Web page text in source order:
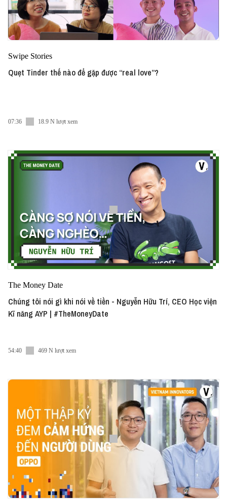
Swipe Stories
Quẹt Tinder thế nào để gặp được “real love”?
07:36 18.9 N lượt xem
The Money Date
Chúng tôi nói gì khi nói về tiền - Nguyễn Hữu Trí, CEO Học viện
Kĩ năng AYP | #TheMoneyDate
54:40 469 N lượt xem